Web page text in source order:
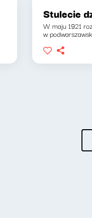
Stulecie
W maju 1921
w